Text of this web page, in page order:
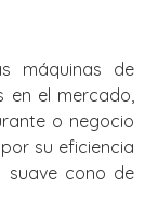
máquinas de
en el mercado,
o negocio
su eficiencia
suave cono de